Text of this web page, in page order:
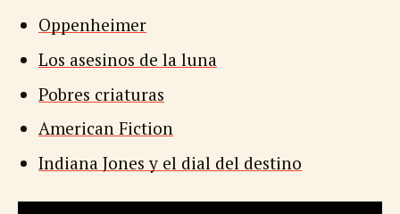
Oppenheimer
Los asesinos de la luna
Pobres criaturas
American Fiction
Indiana Jones y el dial del destino